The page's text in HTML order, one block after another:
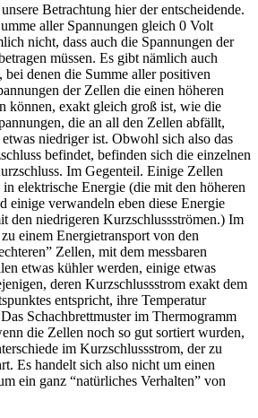
Betrachtung hier der entscheidende.
aller Spannungen gleich 0 Volt
nicht, dass auch die Spannungen der
müssen. Es gibt nämlich auch
bei denen die Summe aller positiven
der Zellen die einen höheren
können, exakt gleich groß ist, wie die
die an all den Zellen abfällt,
niedriger ist. Obwohl sich also das
befindet, befinden sich die einzelnen
Im Gegenteil. Einige Zellen
elektrische Energie (die mit den höheren
einige verwandeln eben diese Energie
den niedrigeren Kurzschlussströmen.) Im
einem Energietransport von den
Zellen, mit dem messbaren
etwas kühler werden, einige etwas
deren Kurzschlussstrom exakt dem
entspricht, ihre Temperatur
Schachbrettmuster im Thermogramm
die Zellen noch so gut sortiert wurden,
im Kurzschlussstrom, der zu
Es handelt sich also nicht um einen
ein ganz “natürliches Verhalten” von